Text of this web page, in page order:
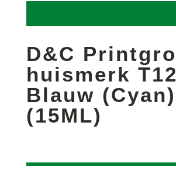
D&C
huismerk
Blauw (Cyan)
(15ML)